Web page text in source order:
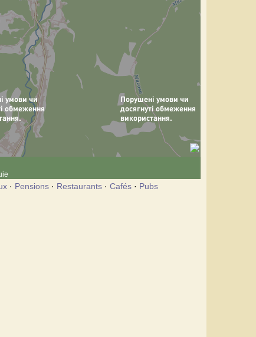
· Pensions · Restaurants · Cafés · Pubs